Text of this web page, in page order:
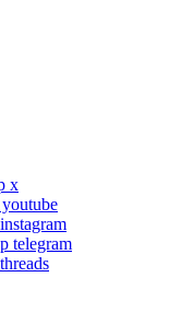
x
telegram